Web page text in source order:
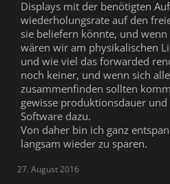
Displays mit der benötigten
wiederholungsrate auf den
sie beliefern könnte, und wenn
wären wir am physikalischen
und wie viel das forwarded
noch keiner, und wenn sich
zusammenfinden sollten
gewisse produktionsdauer
Software dazu.
Von daher bin ich ganz
langsam wieder zu sparen.
27. August 2016